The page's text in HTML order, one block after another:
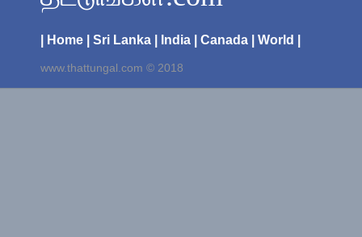
| Home | Sri Lanka | India | Canada | World |
www.thattungal.com © 2018